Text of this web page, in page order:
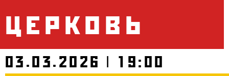
церковь
03.03.2026 | 19:00